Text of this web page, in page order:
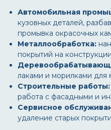
Автомобильная
кузовных деталей,
промывка окрасочных
Металлообработка:
покрытий на
лаками и морилками для
Строительные работы:
работа с фасадными и
Сервисное
удаление старых